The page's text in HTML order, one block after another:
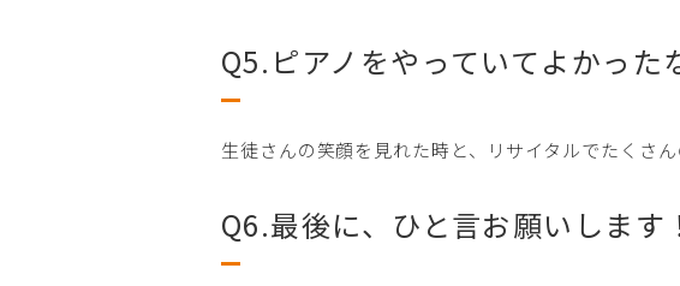
Q5.ピアノをやっていてよかった
生徒さんの笑顔を見れた時と、リサイタルでたくさ
Q6.最後に、ひと言お願いします